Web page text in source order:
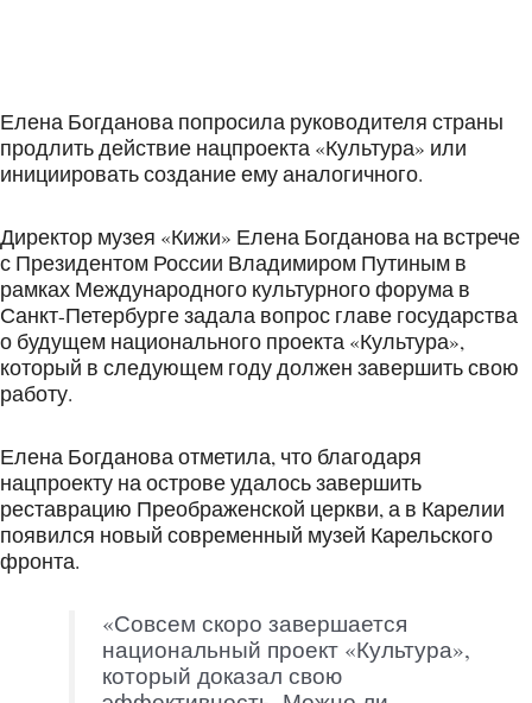
Елена Богданова попросила руководителя страны
продлить действие нацпроекта «Культура» или
инициировать создание ему аналогичного.
Директор музея «Кижи» Елена Богданова на встрече
с Президентом России Владимиром Путиным в
рамках Международного культурного форума в
Санкт-Петербурге задала вопрос главе государства
о будущем национального проекта «Культура»,
который в следующем году должен завершить свою
работу.
Елена Богданова отметила, что благодаря
нацпроекту на острове удалось завершить
реставрацию Преображенской церкви, а в Карелии
появился новый современный музей Карельского
фронта.
«Совсем скоро завершается
национальный проект «Культура»,
который доказал свою